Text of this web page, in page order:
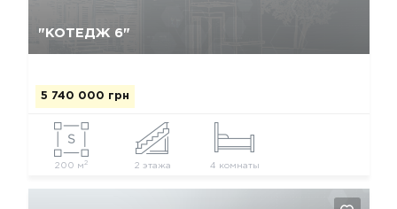
"КОТЕДЖ 6"
5 740 000 грн
200 м 2 2 этажа 4 комнаты